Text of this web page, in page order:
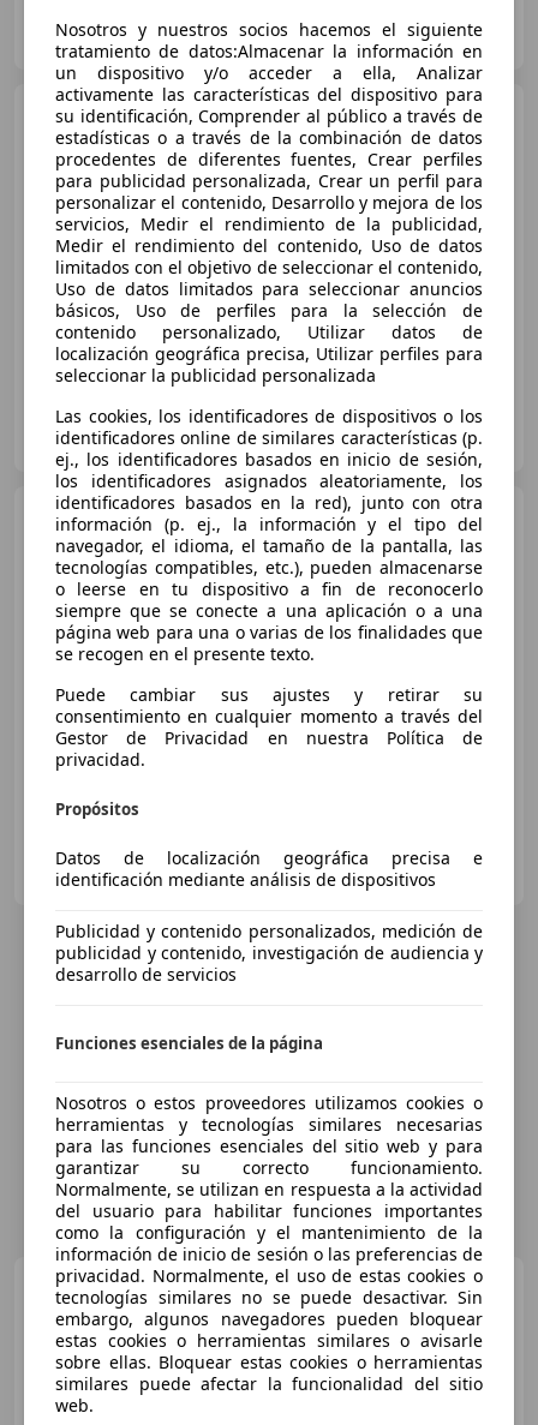
ES-11310 SOTOGRANDE
Audi Q8 e-tronSportback
55 quattro S line
€ 51.900
Buenprecio
06/2023 38.617 km Eléctrico 300 kW (408 CV)
JARMAUTO, concesionario oficial Audi
ES-28529 RIVAS VACIAMADRID
Audi Q8 e-tronBlack line
quattro 290 kW (394 CV) tiptronic
€ 93.600
Sin
02/2026 400 km
Electro/Gasolina
290 kW (394 CV)
GRUPO URETA AUTOMÓVILES- PALENCIA
ES-34004 Palencia
Audi Q8 e-tronSportback
55 quattro S line
€ 52.500
Nosotros y nuestros socios hacemos el siguiente
tratamiento de datos:Almacenar la información en
un dispositivo y/o acceder a ella, Analizar
activamente las características del dispositivo para
su identificación, Comprender al público a través de
estadísticas o a través de la combinación de datos
procedentes de diferentes fuentes, Crear perfiles
para publicidad personalizada, Crear un perfil para
personalizar el contenido, Desarrollo y mejora de los
servicios, Medir el rendimiento de la publicidad,
Medir el rendimiento del contenido, Uso de datos
limitados con el objetivo de seleccionar el contenido,
Uso de datos limitados para seleccionar anuncios
básicos, Uso de perfiles para la selección de
contenido personalizado, Utilizar datos de
localización geográfica precisa, Utilizar perfiles para
seleccionar la publicidad personalizada
Las cookies, los identificadores de dispositivos o los
identificadores online de similares características (p.
ej., los identificadores basados en inicio de sesión,
los identificadores asignados aleatoriamente, los
identificadores basados en la red), junto con otra
información (p. ej., la información y el tipo del
navegador, el idioma, el tamaño de la pantalla, las
tecnologías compatibles, etc.), pueden almacenarse
o leerse en tu dispositivo a fin de reconocerlo
siempre que se conecte a una aplicación o a una
página web para una o varias de los finalidades que
se recogen en el presente texto.
Puede cambiar sus ajustes y retirar su
consentimiento en cualquier momento a través del
Gestor de Privacidad en nuestra Política de
privacidad.
Propósitos
Datos de localización geográfica precisa e
identificación mediante análisis de dispositivos
Publicidad y contenido personalizados, medición de
publicidad y contenido, investigación de audiencia y
desarrollo de servicios
Funciones esenciales de la página
Nosotros o estos proveedores utilizamos cookies o
herramientas y tecnologías similares necesarias
para las funciones esenciales del sitio web y para
garantizar su correcto funcionamiento.
Normalmente, se utilizan en respuesta a la actividad
del usuario para habilitar funciones importantes
como la configuración y el mantenimiento de la
información de inicio de sesión o las preferencias de
privacidad. Normalmente, el uso de estas cookies o
tecnologías similares no se puede desactivar. Sin
embargo, algunos navegadores pueden bloquear
estas cookies o herramientas similares o avisarle
sobre ellas. Bloquear estas cookies o herramientas
similares puede afectar la funcionalidad del sitio
web.